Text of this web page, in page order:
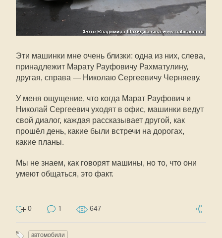
Эти машинки мне очень близки: одна из них, слева,
принадлежит Марату Рауфовичу Рахматулину,
другая, справа — Николаю Сергеевичу Черняеву.
У меня ощущение, что когда Марат Рауфович и
Николай Сергеевич уходят в офис, машинки ведут
свой диалог, каждая рассказывает другой, как
прошёл день, какие были встречи на дорогах,
какие планы.
Мы не знаем, как говорят машины, но то, что они
умеют общаться, это факт.
0 1 647
автомобили